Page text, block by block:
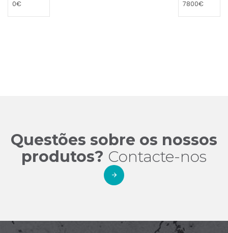
Questões sobre os nossos
produtos? Contacte-nos